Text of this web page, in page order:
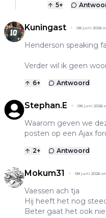
5+
Kuningast 08 juni 2026
Henderson speaking
Verder wil ik geen
6+ Antwoord
Stephan.E 08 juni 2026
Waarom geven we
posten op een Ajax
2+ Antwoord
Mokum31 08 juni 2026
Vaessen ach tja
Hij heeft het nog
Beter gaat het ook